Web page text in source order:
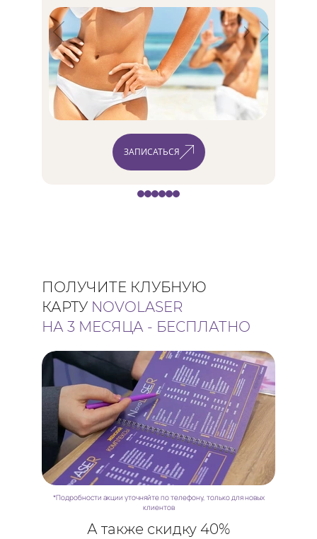
ЗАПИСАТЬСЯ
ПОЛУЧИТЕ КЛУБНУЮ
КАРТУ NOVOLASER
НА 3 МЕСЯЦА - БЕСПЛАТНО
*Подробности акции уточняйте по телефону, только для новых
клиентов
А также скидку 40%